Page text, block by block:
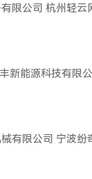
限公司 杭州轻云
新能源科技有限
有限公司 宁波纷